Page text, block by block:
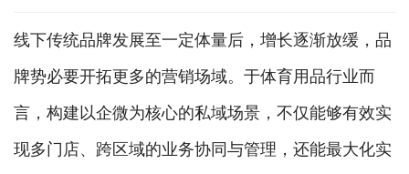
线下传统品牌发展至一定体量后，增长逐渐放缓，品
牌势必要开拓更多的营销场域。于体育用品行业而
言，构建以企微为核心的私域场景，不仅能够有效实
现多门店、跨区域的业务协同与管理，还能最大化实